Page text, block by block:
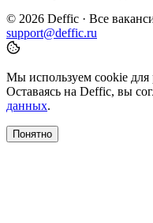
© 2026 Deffic · Все
support@deffic.ru
Мы используем cookie для
Оставаясь на Deffic, вы
данных.
Понятно